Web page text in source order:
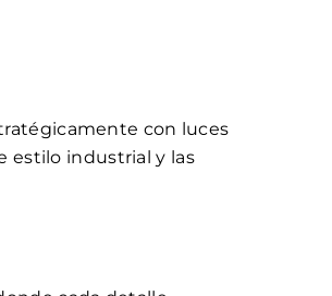
con luces
estilo industrial y las